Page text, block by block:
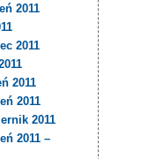
2011
2011
2011
2011
2011
2011 –